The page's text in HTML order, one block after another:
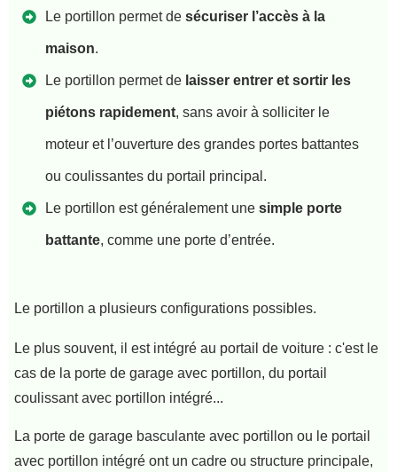
Le portillon permet de sécuriser l’accès à la
maison.
Le portillon permet de laisser entrer et sortir les
piétons rapidement, sans avoir à solliciter le
moteur et l’ouverture des grandes portes battantes
ou coulissantes du portail principal.
Le portillon est généralement une simple porte
battante, comme une porte d’entrée.
Le portillon a plusieurs configurations possibles.
Le plus souvent, il est intégré au portail de voiture : c'est le
cas de la porte de garage avec portillon, du portail
coulissant avec portillon intégré...
La porte de garage basculante avec portillon ou le portail
avec portillon intégré ont un cadre ou structure principale,